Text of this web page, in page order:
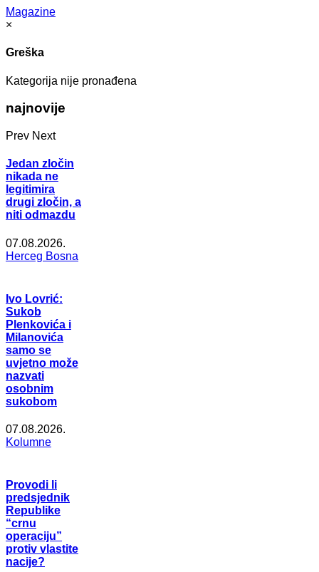
Magazine
×
Greška
Kategorija nije pronađena
najnovije
Prev Next
Jedan zločin
nikada ne
legitimira
drugi zločin, a
niti odmazdu
07.08.2026.
Herceg Bosna
Ivo Lovrić:
Sukob
Plenkovića i
Milanovića
samo se
uvjetno može
nazvati
osobnim
sukobom
07.08.2026.
Kolumne
Provodi li
predsjednik
Republike
“crnu
operaciju”
protiv vlastite
nacije?